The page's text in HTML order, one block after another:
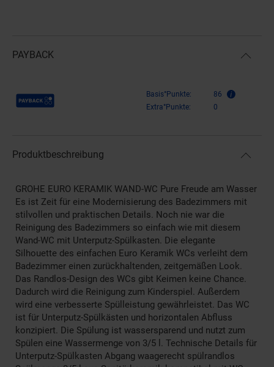
PAYBACK
Payback Punkte Basis°Punkte:
86
Extra°Punkte:
0
Produktbeschreibung
GROHE EURO KERAMIK WAND-WC Pure Freude am Wasser
Es ist Zeit für eine Modernisierung des Badezimmers mit
stilvollen und praktischen Details. Noch nie war die
Reinigung des Badezimmers so einfach wie mit diesem
Wand-WC mit Unterputz-Spülkasten. Die elegante
Silhouette des einfachen Euro Keramik WCs verleiht dem
Badezimmer einen zurückhaltenden, zeitgemäßen Look.
Das Randlos-Design des WCs gibt Keimen keine Chance.
Dadurch wird die Reinigung zum Kinderspiel. Außerdem
wird eine verbesserte Spülleistung gewährleistet. Das WC
ist für Unterputz-Spülkästen und horizontalen Abfluss
konzipiert. Die Spülung ist wassersparend und nutzt zum
Spülen eine Wassermenge von 3/5 l. Technische Details für
Unterputz-Spülkasten Abgang waagerecht spülrandlos